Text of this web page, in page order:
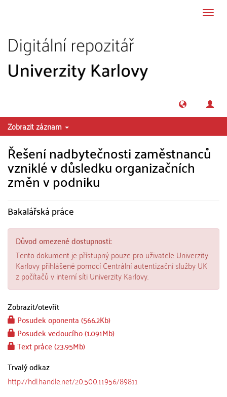
Zobrazit záznam
Řešení nadbytečnosti zaměstnanců
vzniklé v důsledku organizačních
změn v podniku
Bakalářská práce
Důvod omezené dostupnosti:
Tento dokument je přístupný pouze pro uživatele Univerzity
Karlovy přihlášené pomocí Centrální autentizační služby UK
z počítačů v interní síti Univerzity Karlovy.
Zobrazit/otevřít
Posudek oponenta (566.2Kb)
Posudek vedoucího (1.091Mb)
Text práce (23.95Mb)
Trvalý odkaz
http://hdl.handle.net/20.500.11956/89811